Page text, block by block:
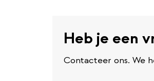
Heb je een
Contacteer ons. We